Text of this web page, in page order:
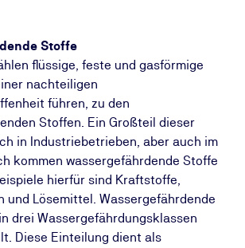
Stoffe
flüssige, feste und gasförmige
nachteiligen
führen, zu den
Stoffen. Ein Großteil dieser
in Industriebetrieben, aber auch im
kommen wassergefährdende Stoffe
hierfür sind Kraftstoffe,
und Lösemittel. Wassergefährdende
drei Wassergefährdungsklassen
Diese Einteilung dient als